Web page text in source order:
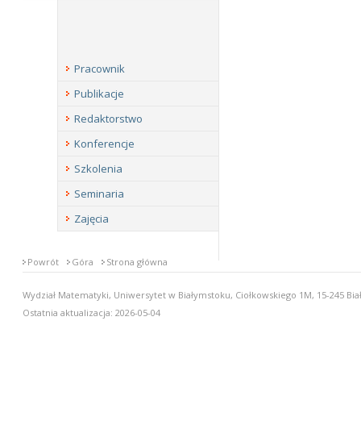
Pracownik
Publikacje
Redaktorstwo
Konferencje
Szkolenia
Seminaria
Zajęcia
Powrót Góra Strona główna
Wydział Matematyki, Uniwersytet w Białymstoku, Ciołkowskiego 1M, 15-245
Ostatnia aktualizacja: 2026-05-04